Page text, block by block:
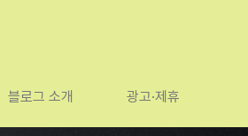
블로그 소개 광고·제휴